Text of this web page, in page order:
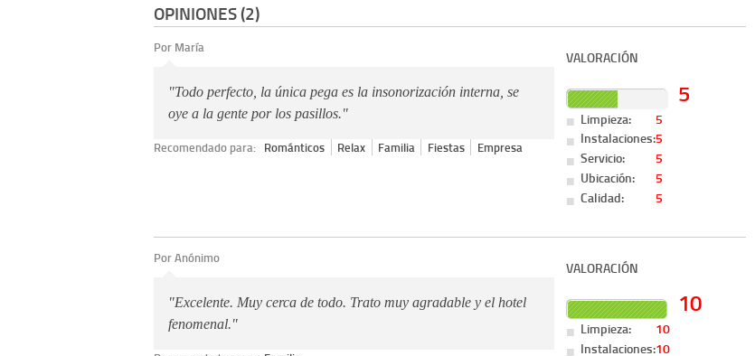
OPINIONES (2)
Por María
"Todo perfecto, la única pega es la insonorización interna, se
oye a la gente por los pasillos."
Recomendado para: Románticos Relax Familia Fiestas Empresa
VALORACIÓN
5
Limpieza:
5
Instalaciones:5
Servicio:
5
Ubicación:
5
Calidad:
5
Por Anónimo
"Excelente. Muy cerca de todo. Trato muy agradable y el hotel
fenomenal."
VALORACIÓN
10
Limpieza:
10
Instalaciones:10